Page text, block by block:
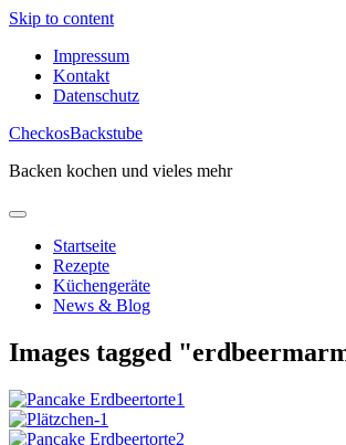
Skip to content
Impressum
Kontakt
Datenschutz
CheckosBackstube
Backen kochen und vieles mehr
Startseite
Rezepte
Küchengeräte
News & Blog
Images tagged